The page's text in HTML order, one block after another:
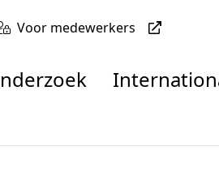
Voor medewerkers
Onderzoek